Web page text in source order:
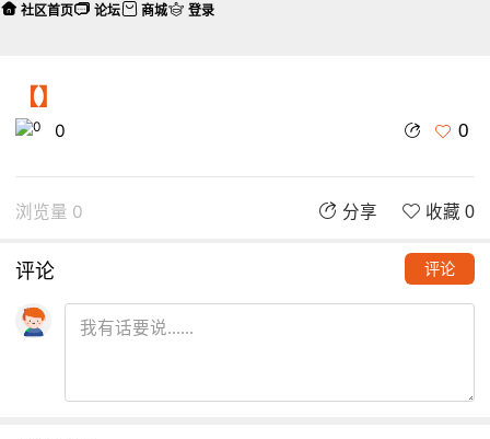
【】
0 0
浏览量 0 分享 收藏 0
评论 评论
社区首页 论坛 商城 登录